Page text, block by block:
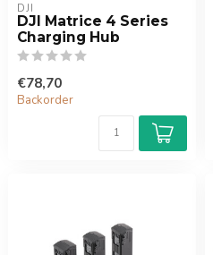
DJI
DJI Matrice 4 Series
Charging Hub
€78,70
Backorder